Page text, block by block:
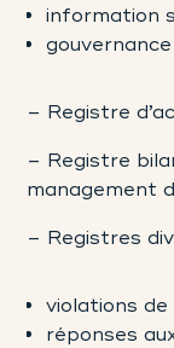
information
– Registre
– Registre
management
– Registres
violations de
réponses